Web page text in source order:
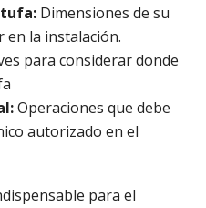
Dimensiones de su
la instalación.
para considerar donde
Operaciones que debe
autorizado en el
para el